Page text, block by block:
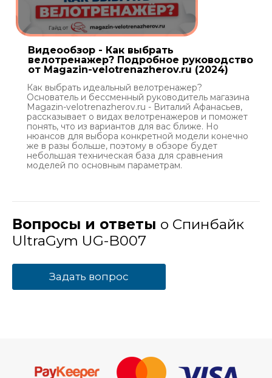
Видеообзор - Как выбрать
велотренажер? Подробное руководство
от Magazin-velotrenazherov.ru (2024)
Как выбрать идеальный велотренажер?
Основатель и бессменный руководитель магазина
Magazin-velotrenazherov.ru - Виталий Афанасьев,
рассказывает о видах велотренажеров и поможет
понять, что из вариантов для вас ближе. Но
нюансов для выбора конкретной модели конечно
же в разы больше, поэтому в обзоре будет
небольшая техническая база для сравнения
моделей по основным параметрам.
Вопросы и ответы о Спинбайк
UltraGym UG-B007
Задать вопрос